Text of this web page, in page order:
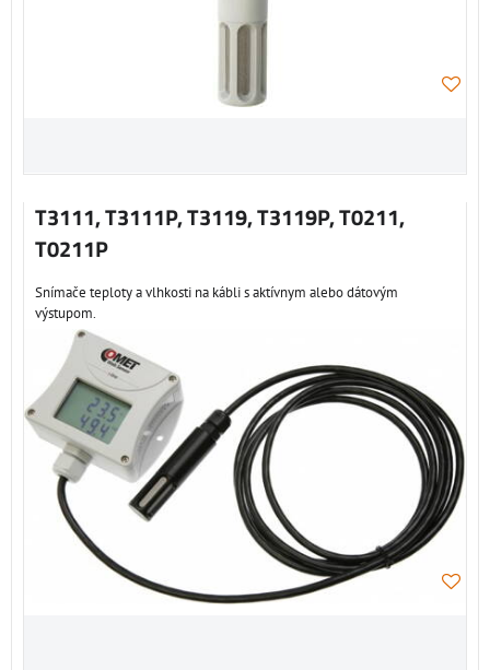
T3111, T3111P, T3119, T3119P, T0211,
T0211P
Snímače teploty a vlhkosti na kábli s aktívnym alebo dátovým
výstupom.